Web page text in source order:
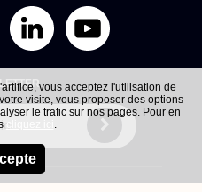
vous acceptez l'utilisation de
visite, vous proposer des options
le trafic sur nos pages. Pour en
cliquez ici .